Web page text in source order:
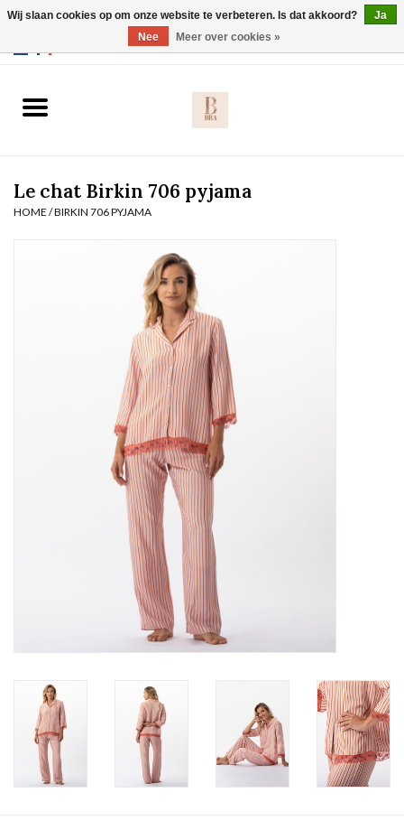
Slip
Lingerie-accessoires
Le chat Birkin 706 pyjama
HOME /BIRKIN 706 PYJAMA
Wij slaan cookies op om onze website te verbeteren. Is dat akkoord?
Ja
Nee
Meer over cookies »
Webshop werkt met EU maten. .